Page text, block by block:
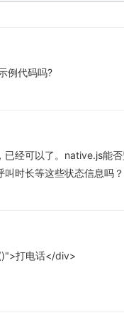
例代码吗?
已经可以了。native.js能
叫时长等这些状态信息吗？
打电话</div>